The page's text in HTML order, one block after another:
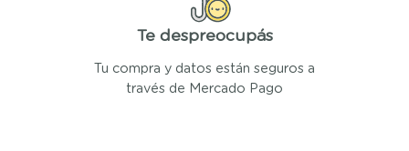
Te despreocupás
Tu compra y datos están seguros a
través de Mercado Pago